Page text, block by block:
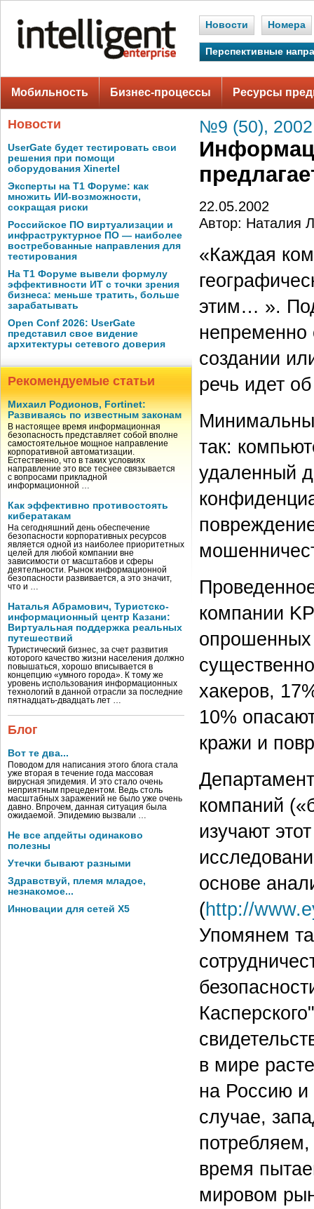
Новости Номера
Перспективные
Мобильность Бизнес-процессы Ресурсы
Новости
UserGate будет тестировать свои
решения при помощи
оборудования Xinertel
Эксперты на Т1 Форуме: как
множить ИИ-возможности,
сокращая риски
Российское ПО виртуализации и
инфраструктурное ПО — наиболее
востребованные направления для
тестирования
На Т1 Форуме вывели формулу
эффективности ИТ с точки зрения
бизнеса: меньше тратить, больше
зарабатывать
Open Conf 2026: UserGate
представил свое видение
архитектуры сетевого доверия
Рекомендуемые статьи
Михаил Родионов, Fortinet:
Развиваясь по известным законам
В настоящее время информационная
безопасность представляет собой вполне
самостоятельное мощное направление
корпоративной автоматизации.
Естественно, что в таких условиях
направление это все теснее связывается
с вопросами прикладной
информационной …
Как эффективно противостоять
кибератакам
На сегодняшний день обеспечение
безопасности корпоративных ресурсов
является одной из наиболее приоритетных
целей для любой компании вне
зависимости от масштабов и сферы
деятельности. Рынок информационной
безопасности развивается, а это значит,
что и …
Наталья Абрамович, Туристско-
информационный центр Казани:
Виртуальная поддержка реальных
путешествий
Туристический бизнес, за счет развития
которого качество жизни населения должно
повышаться, хорошо вписывается в
концепцию «умного города». К тому же
уровень использования информационных
технологий в данной отрасли за последние
пятнадцать-двадцать лет …
Блог
Вот те два...
Поводом для написания этого блога стала
уже вторая в течение года массовая
вирусная эпидемия. И это стало очень
неприятным прецедентом. Ведь столь
масштабных заражений не было уже очень
давно. Впрочем, данная ситуация была
ожидаемой. Эпидемию вызвали …
Не все апдейты одинаково
полезны
Утечки бывают разными
Здравствуй, племя младое,
незнакомое...
Инновации для сетей X5
№9 (50), 2002
22.05.2002
Автор: Наталия
«Каждая
этим… ».
непременно
создании
речь идет
так:
удаленный
компании
опрошенных
хакеров,
10%
кражи и
компаний
изучают
основе
(http://
Упомянем
в мире
на Россию
случае,
время
мировом